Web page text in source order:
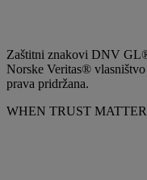
Zaštitni znakovi DNV
Norske Veritas®
prava pridržana.
WHEN TRUST